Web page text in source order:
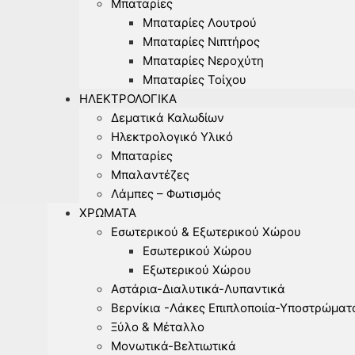
Μπαταρίες
Μπαταρίες Λουτρού
Μπαταρίες Νιπτήρος
Μπαταρίες Νεροχύτη
Μπαταρίες Τοίχου
ΗΛΕΚΤΡΟΛΟΓΙΚΆ
Δεματικά Καλωδίων
Ηλεκτρολογικό Υλικό
Μπαταρίες
Μπαλαντέζες
Λάμπες – Φωτισμός
ΧΡΏΜΑΤΑ
Εσωτερικού & Εξωτερικού Χώρου
Εσωτερικού Χώρου
Εξωτερικού Χώρου
Αστάρια-Διαλυτικά-Λυπαντικά
Βερνίκια -Λάκες Επιπλοποιία-
Ξύλο & Μέταλλο
Μονωτικά-Βελτιωτικά